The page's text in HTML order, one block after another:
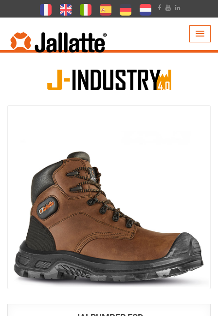
PRODUITS > COLLECTIONS >